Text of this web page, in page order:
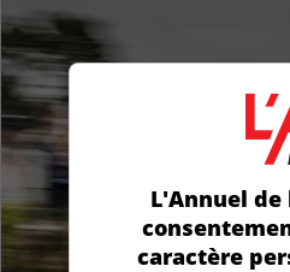
L'Annuel
caractère